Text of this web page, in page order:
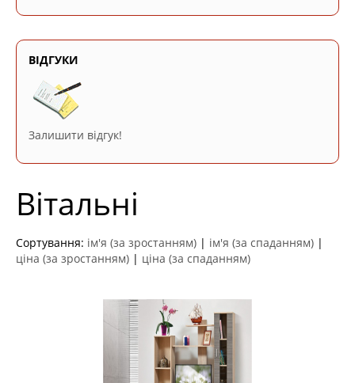
ВІДГУКИ
Залишити відгук!
Вітальні
Сортування: ім'я (за зростанням) | ім'я (за спаданням) |
ціна (за зростанням) | ціна (за спаданням)